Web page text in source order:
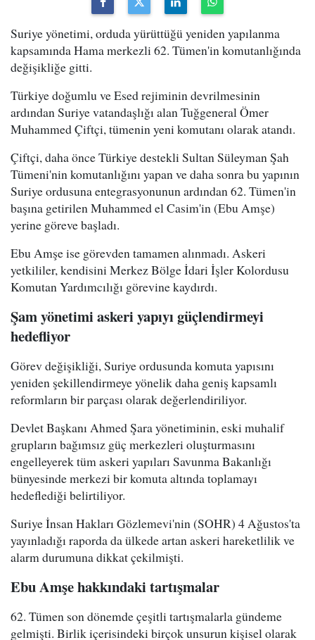
Suriye yönetimi, orduda yürüttüğü yeniden yapılanma
kapsamında Hama merkezli 62. Tümen'in komutanlığında
değişikliğe gitti.
Türkiye doğumlu ve Esed rejiminin devrilmesinin
ardından Suriye vatandaşlığı alan Tuğgeneral Ömer
Muhammed Çiftçi, tümenin yeni komutanı olarak atandı.
Çiftçi, daha önce Türkiye destekli Sultan Süleyman Şah
Tümeni'nin komutanlığını yapan ve daha sonra bu yapının
Suriye ordusuna entegrasyonunun ardından 62. Tümen'in
başına getirilen Muhammed el Casim'in (Ebu Amşe)
yerine göreve başladı.
Ebu Amşe ise görevden tamamen alınmadı. Askeri
yetkililer, kendisini Merkez Bölge İdari İşler Kolordusu
Komutan Yardımcılığı görevine kaydırdı.
Şam yönetimi askeri yapıyı güçlendirmeyi
hedefliyor
Görev değişikliği, Suriye ordusunda komuta yapısını
yeniden şekillendirmeye yönelik daha geniş kapsamlı
reformların bir parçası olarak değerlendiriliyor.
Devlet Başkanı Ahmed Şara yönetiminin, eski muhalif
grupların bağımsız güç merkezleri oluşturmasını
engelleyerek tüm askeri yapıları Savunma Bakanlığı
bünyesinde merkezi bir komuta altında toplamayı
hedeflediği belirtiliyor.
Suriye İnsan Hakları Gözlemevi'nin (SOHR) 4 Ağustos'ta
yayınladığı raporda da ülkede artan askeri hareketlilik ve
alarm durumuna dikkat çekilmişti.
Ebu Amşe hakkındaki tartışmalar
62. Tümen son dönemde çeşitli tartışmalarla gündeme
gelmişti. Birlik içerisindeki birçok unsurun kişisel olarak